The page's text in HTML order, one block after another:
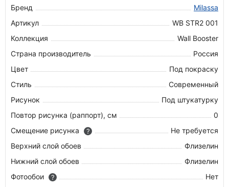
Бренд
Milassa
Артикул
WB STR2 001
Коллекция
Wall Booster
Страна производитель
Россия
Цвет
Под покраску
Стиль
Современный
Рисунок
Под штукатурку
Повтор рисунка (раппорт), см
0
Смещение рисунка
?
Не требуется
Верхний слой обоев
Флизелин
Нижний слой обоев
Флизелин
Фотообои
?
Нет